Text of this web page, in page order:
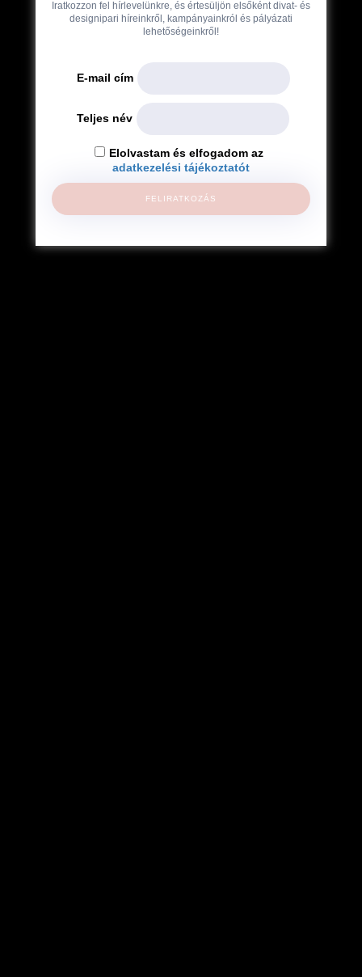
Iratkozzon fel hírlevelünkre, és értesüljön elsőként divat- és
designipari híreinkről, kampányainkról és pályázati
lehetőségeinkről!
E-mail cím
Teljes név
Elolvastam és elfogadom az
adatkezelési tájékoztatót
FELIRATKOZÁS